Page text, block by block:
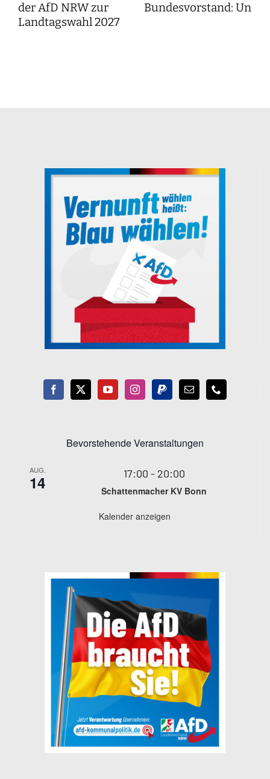
der AfD NRW zur
Landtagswahl 2027
Bundesvorstand:
Bevorstehende Veranstaltungen
AUG.
14 17:00 - 20:00
Schattenmacher KV Bonn
Kalender anzeigen